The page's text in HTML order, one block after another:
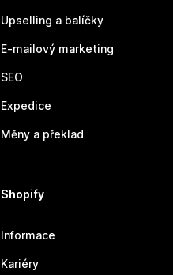
Upselling a balíčky
E-mailový marketing
SEO
Expedice
Měny a překlad
Shopify
Informace
Kariéry